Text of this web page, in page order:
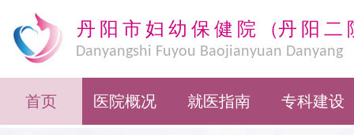
首页 医院概况 就医指南 专科建设
丹阳市妇幼保健院 （丹阳二
Danyangshi Fuyou Baojianyuan Danyang
Eryuan